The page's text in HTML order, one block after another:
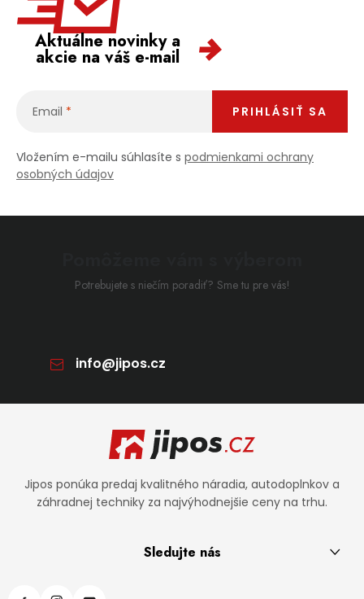
Aktuálne novinky a
akcie na váš e-mail
Email
Vložením e-mailu súhlasíte s podmienkami ochrany
osobných údajov
PRIHLÁSIŤ SA
Potrebujete s niečím poradiť? Sme tu pre vás!
info@jipos.cz
Jipos ponúka predaj kvalitného náradia, autodoplnkov a
záhradnej techniky za najvýhodnejšie ceny na trhu.
Sledujte nás